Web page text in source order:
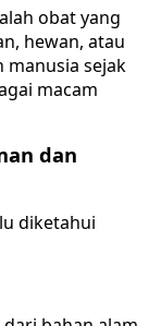
obat yang
hewan, atau
manusia sejak
macam
dan
diketahui